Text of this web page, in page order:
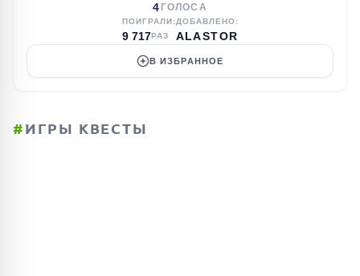
4 ГОЛОСА
ПОИГРАЛИ:
9 717РАЗ
ДОБАВЛЕНО:
ALASTOR
В ИЗБРАННОЕ
#ИГРЫ КВЕСТЫ